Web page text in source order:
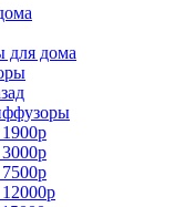
для дома